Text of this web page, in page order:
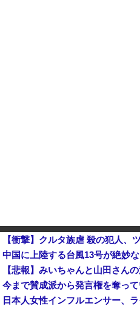
日本人女性インフルエンサー、